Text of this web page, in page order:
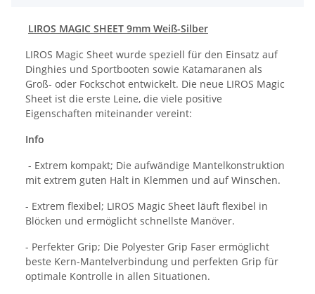
LIROS MAGIC SHEET 9mm Weiß-Silber
LIROS Magic Sheet wurde speziell für den Einsatz auf
Dinghies und Sportbooten sowie Katamaranen als
Groß- oder Fockschot entwickelt. Die neue LIROS Magic
Sheet ist die erste Leine, die viele positive
Eigenschaften miteinander vereint:
Info
- Extrem kompakt; Die aufwändige Mantelkonstruktion
mit extrem guten Halt in Klemmen und auf Winschen.
- Extrem flexibel; LIROS Magic Sheet läuft flexibel in
Blöcken und ermöglicht schnellste Manöver.
- Perfekter Grip; Die Polyester Grip Faser ermöglicht
beste Kern-Mantelverbindung und perfekten Grip für
optimale Kontrolle in allen Situationen.